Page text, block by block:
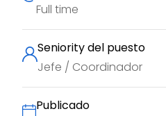
Full time
Seniority del puesto
Jefe / Coordinador
Publicado